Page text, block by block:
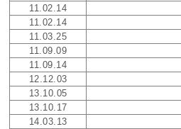
11.02.14
11.02.14
11.03.25
11.09.09
11.09.14
12.12.03
13.10.05
13.10.17
14.03.13